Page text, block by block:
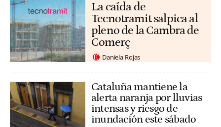
La caída de
Tecnotramit salpica al
pleno de la Cambra de
Comerç
Daniela Rojas
Cataluña mantiene la
alerta naranja por lluvias
intensas y riesgo de
inundación este sábado